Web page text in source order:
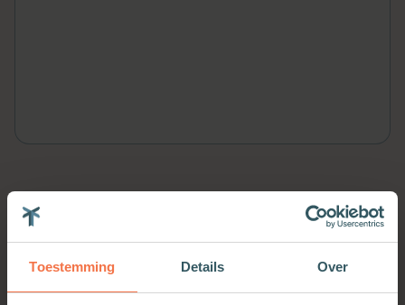
Toestemming Details Over
Meer van deze auteur